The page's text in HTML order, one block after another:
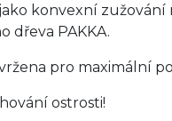
konvexní
dřeva PAKKA.
pro maximální
ostrosti!